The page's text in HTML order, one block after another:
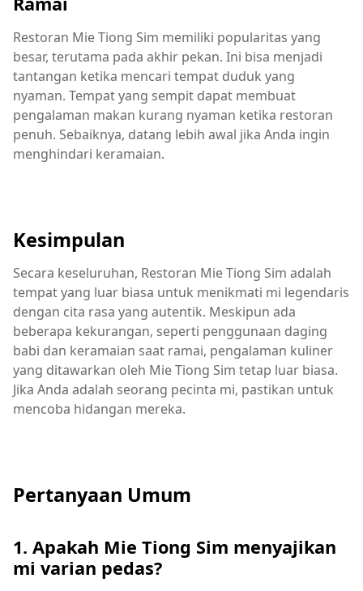
Restoran Mie Tiong Sim memiliki popularitas yang
besar, terutama pada akhir pekan. Ini bisa menjadi
tantangan ketika mencari tempat duduk yang
nyaman. Tempat yang sempit dapat membuat
pengalaman makan kurang nyaman ketika restoran
penuh. Sebaiknya, datang lebih awal jika Anda ingin
menghindari keramaian.
Kesimpulan
Secara keseluruhan, Restoran Mie Tiong Sim adalah
tempat yang luar biasa untuk menikmati mi legendaris
dengan cita rasa yang autentik. Meskipun ada
beberapa kekurangan, seperti penggunaan daging
babi dan keramaian saat ramai, pengalaman kuliner
yang ditawarkan oleh Mie Tiong Sim tetap luar biasa.
Jika Anda adalah seorang pecinta mi, pastikan untuk
mencoba hidangan mereka.
Pertanyaan Umum
1. Apakah Mie Tiong Sim menyajikan
mi varian pedas?